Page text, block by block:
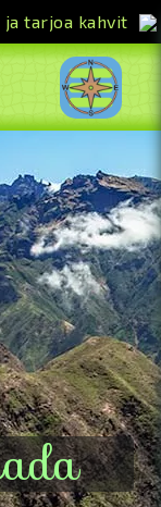
ja tarjoa kahvit
<<